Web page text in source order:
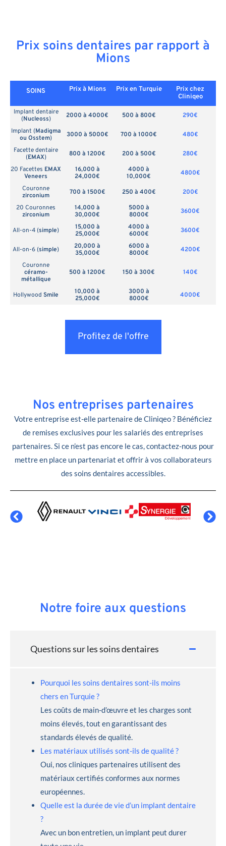
Prix soins dentaires par rapport à
Mions
SOINS Prix à Mions Prix en Turquie
Prix chez
Cliniqeo
Implant dentaire
(Nucleoss) 2000 à 4000€ 500 à 800€
290€
Implant (Madigma
ou Osstem) 3000 à 5000€ 700 à 1000€
480€
Facette dentaire
(EMAX) 800 à 1200€ 200 à 500€
280€
20 Facettes EMAX
Veneers
16,000 à
24,000€
4000 à
10,000€
4800€
Couronne
zirconium
700 à 1500€ 250 à 400€
200€
20 Couronnes
zirconium
14,000 à
30,000€
5000 à
8000€
3600€
All-on-4 (simple)
15,000 à
25,000€
4000 à
6000€
3600€
All-on-6 (simple)
20,000 à
35,000€
6000 à
8000€
4200€
Couronne
céramo-
métallique
500 à 1200€ 150 à 300€ 140€
Hollywood Smile
10,000 à
25,000€
3000 à
8000€
4000€
Profitez de l'offre
Nos entreprises partenaires
Votre entreprise est-elle partenaire de Cliniqeo ? Bénéficiez
de remises exclusives pour les salariés des entreprises
partenaires. Si ce n’est pas encore le cas, contactez-nous pour
mettre en place un partenariat et offrir à vos collaborateurs
des soins dentaires accessibles.
Notre foire aux questions
Questions sur les soins dentaires
Pourquoi les soins dentaires sont-ils moins
chers en Turquie ?
Les coûts de main-d’œuvre et les charges sont
moins élevés, tout en garantissant des
standards élevés de qualité.
Les matériaux utilisés sont-ils de qualité ?
Oui, nos cliniques partenaires utilisent des
matériaux certifiés conformes aux normes
européennes.
Quelle est la durée de vie d’un implant dentaire
?
Avec un bon entretien, un implant peut durer